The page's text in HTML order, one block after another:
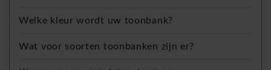
Welke kleur wordt uw toonbank?
Wat voor soorten toonbanken zijn er?